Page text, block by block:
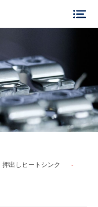
押出しヒートシンク -